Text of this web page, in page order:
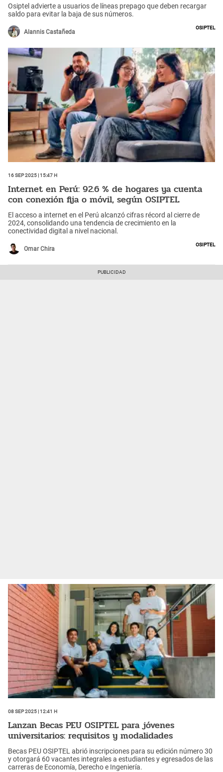
Osiptel advierte a usuarios de líneas prepago que deben recargar
saldo para evitar la baja de sus números.
Alannis Castañeda
Osiptel
16 Sep 2025 | 15:47 h
Internet en Perú: 92.6 % de hogares ya cuenta
con conexión fija o móvil, según OSIPTEL
El acceso a internet en el Perú alcanzó cifras récord al cierre de
2024, consolidando una tendencia de crecimiento en la
conectividad digital a nivel nacional.
Omar Chira
Osiptel
08 Sep 2025 | 12:41 h
Lanzan Becas PEU OSIPTEL para jóvenes
universitarios: requisitos y modalidades
Becas PEU OSIPTEL abrió inscripciones para su edición número 30
y otorgará 60 vacantes integrales a estudiantes y egresados de las
carreras de Economía, Derecho e Ingeniería.